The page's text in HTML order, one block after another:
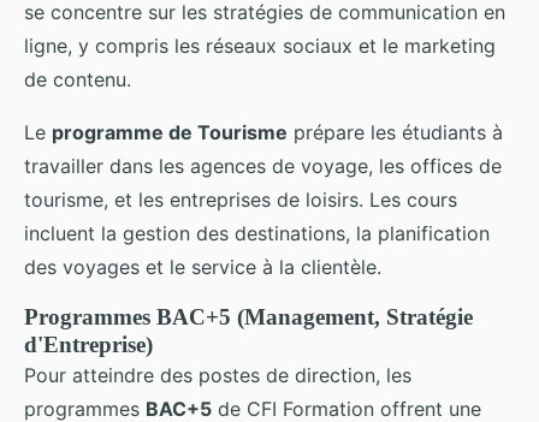
se concentre sur les stratégies de communication en
ligne, y compris les réseaux sociaux et le marketing
de contenu.
Le programme de Tourisme prépare les étudiants à
travailler dans les agences de voyage, les offices de
tourisme, et les entreprises de loisirs. Les cours
incluent la gestion des destinations, la planification
des voyages et le service à la clientèle.
Programmes BAC+5 (Management, Stratégie
d'Entreprise)
Pour atteindre des postes de direction, les
programmes BAC+5 de CFI Formation offrent une